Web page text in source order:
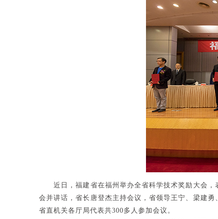
近日，福建省在福州举办全省科学技术奖励大会，
会并讲话，省长唐登杰主持会议，省领导王宁、梁建
省直机关各厅局代表共300多人参加会议。